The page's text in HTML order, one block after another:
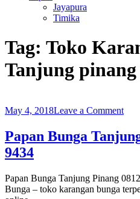
Jayapura
Timika
Tag: Toko
Tanjung pinang
May 4, 2018Leave a Commenton
6060
Papan Bunga
9434
Papan Bunga Tanjung Pinang
Bunga – toko karangan bunga